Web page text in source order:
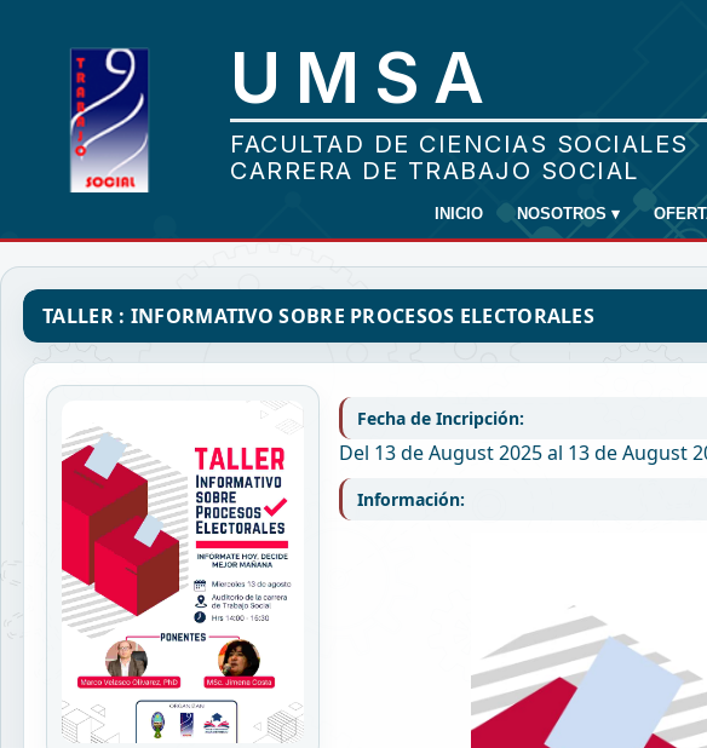
INICIO NOSOTROS ▾
TALLER : INFORMATIVO SOBRE PROCESOS ELECTORALES
Fecha de Incripción:
Del 13 de August 2025 al 13 de August
Información: